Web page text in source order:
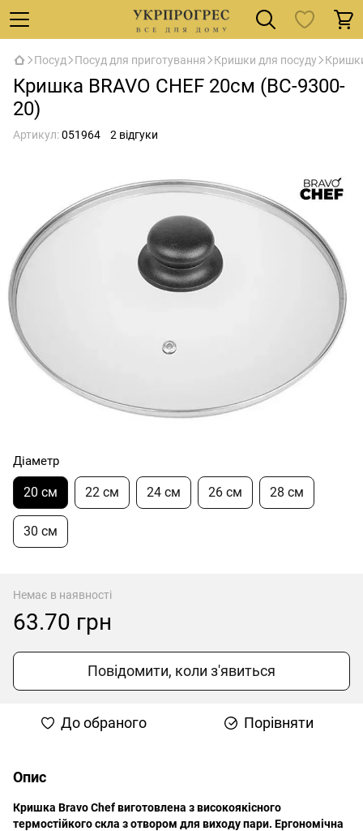
Посуд Посуд для приготування Кришки для посуду
Кришка BRAVO CHEF 20см (BC-9300-
20)
Артикул:051964 2 відгуки
Діаметр
20 см 22 см 24 см 26 см 28 см
30 см
Немає в наявності
63.70 грн
Повідомити, коли з'явиться
До обраного Порівняти
Опис
Кришка Bravo Chef виготовлена з високоякісного
термостійкого скла з отвором для виходу пари. Ергономічна